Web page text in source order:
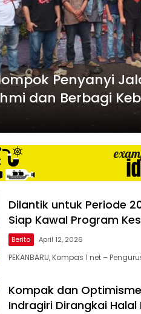
Penyanyi
dan Berbagi
Piatu
Dilantik untuk Periode
Siap Kawal Program
Berita April 12, 2026
PEKANBARU, Kompas 1 net –
Kompak dan
Indragiri Dirangkai Halal